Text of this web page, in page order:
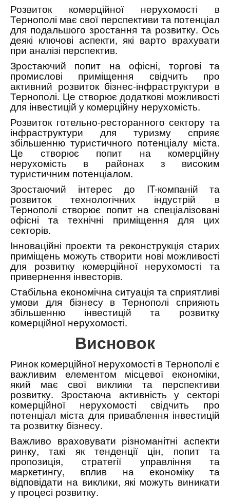
Розвиток комерційної нерухомості в
Тернополі має свої перспективи та потенціал
для подальшого зростання та розвитку. Ось
деякі ключові аспекти, які варто врахувати
при аналізі перспектив.
Зростаючий попит на офісні, торгові та
промислові приміщення свідчить про
активний розвиток бізнес-інфраструктури в
Тернополі. Це створює додаткові можливості
для інвестицій у комерційну нерухомість.
Розвиток готельно-ресторанного сектору та
інфраструктури для туризму сприяє
збільшенню туристичного потенціалу міста.
Це створює попит на комерційну
нерухомість в районах з високим
туристичним потенціалом.
Зростаючий інтерес до IT-компаній та
розвиток технологічних індустрій в
Тернополі створює попит на спеціалізовані
офісні та технічні приміщення для цих
секторів.
Інноваційні проєкти та реконструкція старих
приміщень можуть створити нові можливості
для розвитку комерційної нерухомості та
привернення інвесторів.
Стабільна економічна ситуація та сприятливі
умови для бізнесу в Тернополі сприяють
збільшенню інвестицій та розвитку
комерційної нерухомості.
Висновок
Ринок комерційної нерухомості в Тернополі є
важливим елементом місцевої економіки,
який має свої виклики та перспективи
розвитку. Зростаюча активність у секторі
комерційної нерухомості свідчить про
потенціал міста для приваблення інвестицій
та розвитку бізнесу.
Важливо враховувати різноманітні аспекти
ринку, такі як тенденції цін, попит та
пропозиція, стратегії управління та
маркетингу, вплив на економіку та
відповідати на виклики, які можуть виникати
у процесі розвитку.